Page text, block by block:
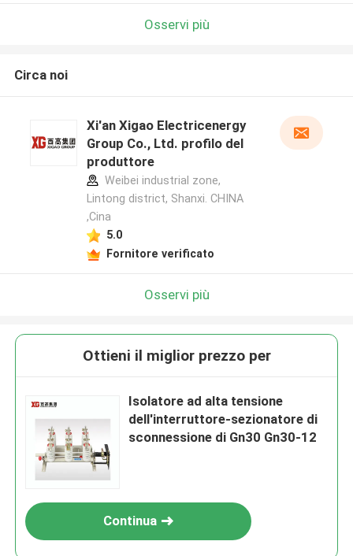
Osservi più
Circa noi
Xi'an Xigao Electricenergy
Group Co., Ltd. profilo del
produttore
Weibei industrial zone,
Lintong district, Shanxi. CHINA
,Cina
5.0
Fornitore verificato
Osservi più
Ottieni il miglior prezzo per
Isolatore ad alta tensione
dell'interruttore-sezionatore di
sconnessione di Gn30 Gn30-12
Continua